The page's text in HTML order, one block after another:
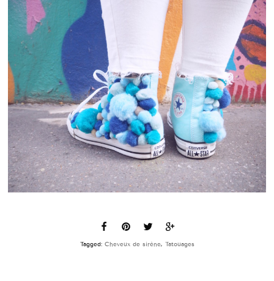
Tagged: Cheveux de sirène, Tatouages